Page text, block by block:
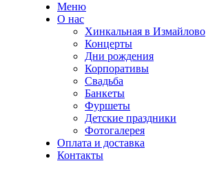
Меню
О нас
Хинкальная в Измайлово
Концерты
Дни рождения
Корпоративы
Свадьба
Банкеты
Фуршеты
Детские праздники
Фотогалерея
Оплата и доставка
Контакты